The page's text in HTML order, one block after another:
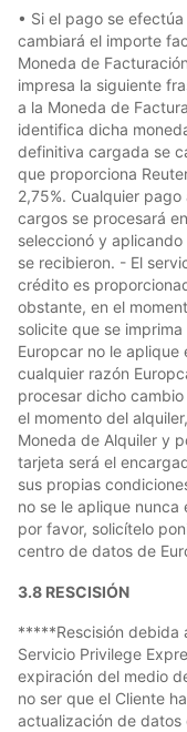
• Si el pago se
cambiará el importe
Moneda de
impresa la siguiente
a la Moneda de
identifica dicha
definitiva cargada se
que proporciona
2,75%. Cualquier
cargos se procesará
seleccionó y
se recibieron. - El
crédito es
obstante, en el
solicite que se
Europcar no le
cualquier razón
procesar dicho
el momento del
Moneda de Alquiler y
tarjeta será el
sus propias
no se le aplique
por favor, solicítelo
centro de datos de
3.8 RESCISIÓN
*****Rescisión debida
Servicio Privilege
expiración del medio
no ser que el Cliente
actualización de